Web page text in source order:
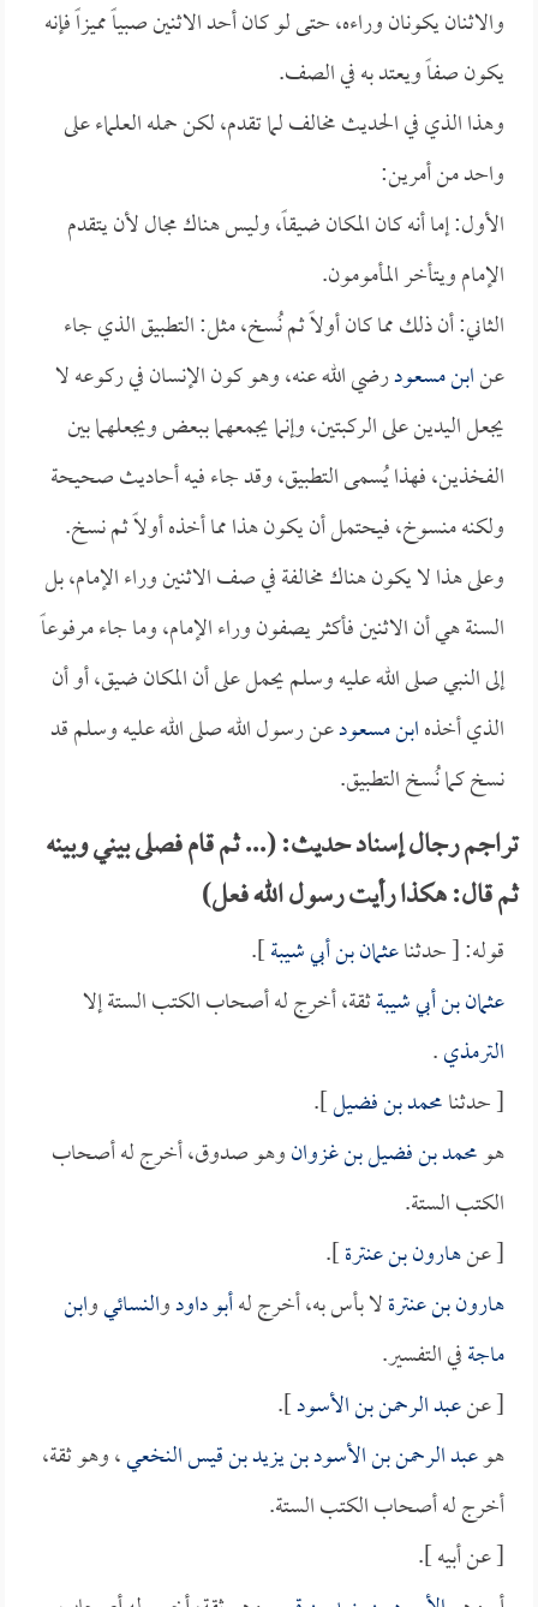
والاثنان يكونان وراءه، حتى لو كان أحد الاثنين صبياً مميزاً فإنه
يكون صفاً ويعتد به في الصف.
وهذا الذي في الحديث مخالف لما تقدم، لكن حمله العلماء على
واحد من أمرين:
الأول: إما أنه كان المكان ضيقاً، وليس هناك مجال لأن يتقدم
الإمام ويتأخر المأمومون.
الثاني: أن ذلك مما كان أولاً ثم نُسخ، مثل: التطبيق الذي جاء
عنابن مسعودرضي الله عنه، وهو كون الإنسان في ركوعه لا
يجعل اليدين على الركبتين، وإنما يجمعهما ببعض ويجعلهما بين
الفخذين، فهذا يُسمى التطبيق، وقد جاء فيه أحاديث صحيحة
ولكنه منسوخ، فيحتمل أن يكون هذا مما أخذه أولاً ثم نسخ.
وعلى هذا لا يكون هناك مخالفة في صف الاثنين وراء الإمام، بل
السنة هي أن الاثنين فأكثر يصفون وراء الإمام، وما جاء مرفوعاً
إلى النبي صلى الله عليه وسلم يحمل على أن المكان ضيق، أو أن
الذي أخذهابن مسعودعن رسول الله صلى الله عليه وسلم قد
نسخ كما نُسخ التطبيق.
تراجم رجال إسناد حديث: (... ثم قام فصلى بيني وبينه
ثم قال: هكذا رأيت رسول الله فعل)
قوله: [ حدثناعثمان بن أبي شيبة].
عثمان بن أبي شيبةثقة، أخرج له أصحاب الكتب الستة إلا
الترمذي.
[ حدثنامحمد بن فضيل].
هومحمد بن فضيل بن غزوانوهو صدوق، أخرج له أصحاب
الكتب الستة.
[ عنهارون بن عنترة].
هارون بن عنترةلا بأس به، أخرج لهأبو داودوالنسائيوابن
ماجةفي التفسير.
[ عنعبد الرحمن بن الأسود].
هوعبد الرحمن بن الأسود بن يزيد بن قيس النخعي، وهو ثقة،
أخرج له أصحاب الكتب الستة.
[ عن أبيه ].